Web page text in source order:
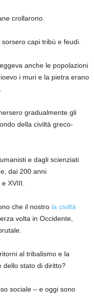
crollarono.
capi tribù e feudi.
anche le popolazioni
i muri e la pietra erano
gradualmente gli
della civiltà greco-
e dagli scienziati
dai 200 anni
XVIII.
che il nostro la civiltà
volta in Occidente,
al tribalismo e la
dello stato di diritto?
sociale – e oggi sono